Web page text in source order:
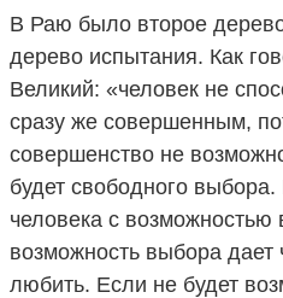
В Раю было второе
дерево испытания. Как
Великий: «человек не
сразу же совершенным,
совершенство не
будет свободного
человека с
возможность выбора дает
любить. Если не будет